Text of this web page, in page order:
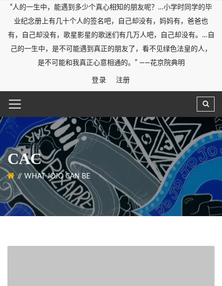
“人的一生中，能遇到多少个真心相知的朋友呢？…小学时同学的毕
业纪念册上有几十个人的签名吧，自己却没有，妈妈有，爸爸也
有，自己却没有，歌星影星的歌迷们有几万人吧，自己却没有。…自
己的一生中，是不可能遇到真正的朋友了，看不见绿色法皇的人，
是不可能和我真正心意相通的。” ——花京院典明
登录 注册
CAC
WHAT JOJO CAN BE